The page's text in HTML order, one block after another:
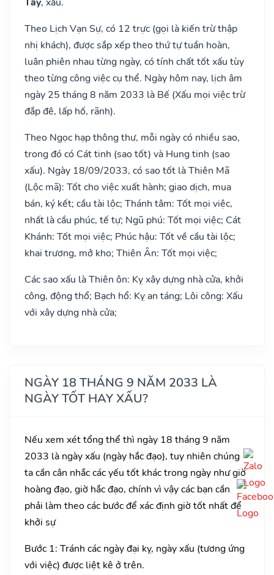
Theo Lịch Vạn Sự, có 12 trực (gọi là kiến trừ thập
nhị khách), được sắp xếp theo thứ tự tuần hoàn,
luân phiên nhau từng ngày, có tính chất tốt xấu tùy
theo từng công việc cụ thể. Ngày hôm nay, lịch âm
ngày 25 tháng 8 năm 2033 là Bế (Xấu mọi việc trừ
đắp đê, lấp hố, rãnh).
Theo Ngọc hạp thông thư, mỗi ngày có nhiều sao,
trong đó có Cát tinh (sao tốt) và Hung tinh (sao
xấu). Ngày 18/09/2033, có sao tốt là Thiên Mã
(Lộc mã): Tốt cho việc xuất hành; giao dịch, mua
bán, ký kết; cầu tài lộc; Thánh tâm: Tốt mọi việc,
nhất là cầu phúc, tế tự; Ngũ phú: Tốt mọi việc; Cát
Khánh: Tốt mọi việc; Phúc hậu: Tốt về cầu tài lộc;
khai trương, mở kho; Thiên Ân: Tốt mọi việc;
Các sao xấu là Thiên ôn: Kỵ xây dựng nhà cửa, khởi
công, động thổ; Bạch hổ: Kỵ an táng; Lôi công: Xấu
với xây dựng nhà cửa;
NGÀY 18 THÁNG 9 NĂM 2033 LÀ
NGÀY TỐT HAY XẤU?
Nếu xem xét tổng thể thì ngày 18 tháng 9 năm
2033 là ngày xấu (ngày hắc đạo), tuy nhiên chúng
ta cần cân nhắc các yếu tốt khác trong ngày như giờ
hoàng đạo, giờ hắc đạo, chính vì vậy các bạn cần
phải làm theo các bước để xác định giờ tốt nhất để
khởi sự
Bước 1: Tránh các ngày đại kỵ, ngày xấu (tương ứng
với việc) được liệt kê ở trên.